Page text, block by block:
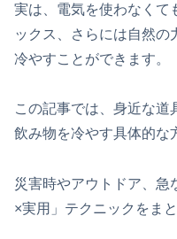
実は、電気を使わなくて
ックス、さらには自然の
冷やすことができます。
この記事では、身近な道
飲み物を冷やす具体的な
災害時やアウトドア、急
×実用」テクニックをまと